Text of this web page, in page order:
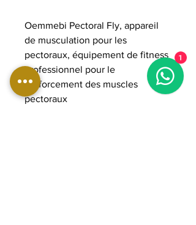
Oemmebi Pectoral Fly, appareil
de musculation pour les
pectoraux, équipement de fitness
professionnel pour le
renforcement des muscles
pectoraux
1